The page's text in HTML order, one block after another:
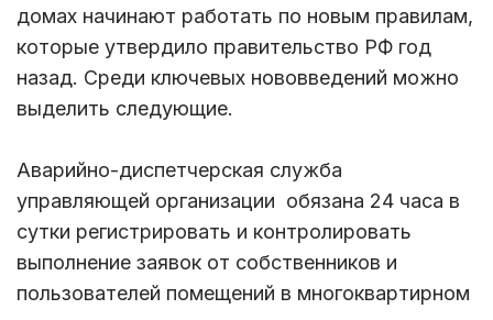
домах начинают работать по новым правилам,
которые утвердило правительство РФ год
назад. Среди ключевых нововведений можно
выделить следующие.
Аварийно-диспетчерская служба
управляющей организации обязана 24 часа в
сутки регистрировать и контролировать
выполнение заявок от собственников и
пользователей помещений в многоквартирном